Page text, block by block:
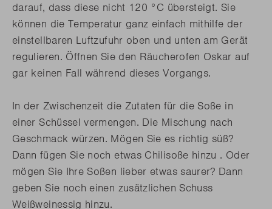
darauf, dass diese nicht 120 °C übersteigt. Sie
können die Temperatur ganz einfach mithilfe der
einstellbaren Luftzufuhr oben und unten am Gerät
regulieren. Öffnen Sie den Räucherofen Oskar auf
gar keinen Fall während dieses Vorgangs.
In der Zwischenzeit die Zutaten für die Soße in
einer Schüssel vermengen. Die Mischung nach
Geschmack würzen. Mögen Sie es richtig süß?
Dann fügen Sie noch etwas Chilisoße hinzu . Oder
mögen Sie Ihre Soßen lieber etwas saurer? Dann
geben Sie noch einen zusätzlichen Schuss
Weißweinessig hinzu.